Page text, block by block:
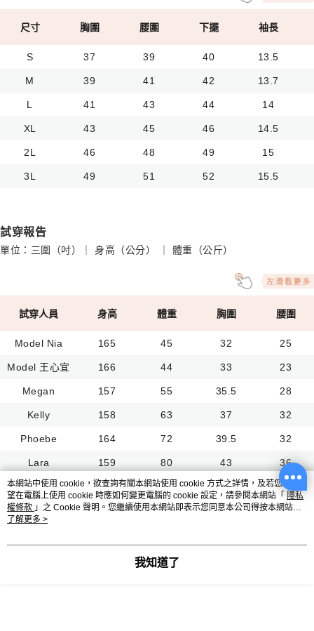
尺寸 胸圍 腰圍 下擺 袖長
S 37 39 40 13.5
M 39 41 42 13.7
L 41 43 44 14
XL 43 45 46 14.5
2L 46 48 49 15
3L 49 51 52 15.5
試穿報告
單位：三圍（吋）｜ 身高（公分） ｜ 體重（公斤）
試穿人員 身高 體重 胸圍 腰圍
Model Nia 165 45 32 25
Model 王心宜 166 44 33 23
Megan 157 55 35.5 28
Kelly 158 63 37 32
Phoebe 164 72 39.5 32
Lara 159 80 43 36
Venus 169 100 46 38
本網站中使用 cookie，欲查詢有關本網站使用 cookie 方式之詳情，及若您不希
望在電腦上使用 cookie 時應如何變更電腦的 cookie 設定，請參閱本網站「 隱私
權條款 」之 Cookie 聲明。您繼續使用本網站即表示您同意本公司得按本網站使
用條款之 Cookie 聲明使用 cookie。
了解更多 >
我知道了